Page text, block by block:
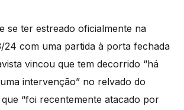
se ter estreado oficialmente na
24 com uma partida à porta fechada
vincou que tem decorrido “há
intervenção” no relvado do
“foi recentemente atacado por